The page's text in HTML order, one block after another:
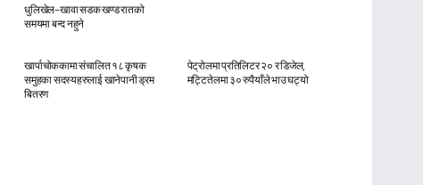
धुलिखेल–खावा सडक खण्ड रातको
समयमा बन्द नहुने
ROSHI KHABAR E-
खार्पाचोककामा संचालित १८ कृषक
समुहका सदस्यहरुलाई खानेपानी ड्रम
बितरण
पेट्रोलमा प्रतिलिटर २० र डिजेल,
मट्टितेलमा ३० रुपैयाँले भाउ घट्यो